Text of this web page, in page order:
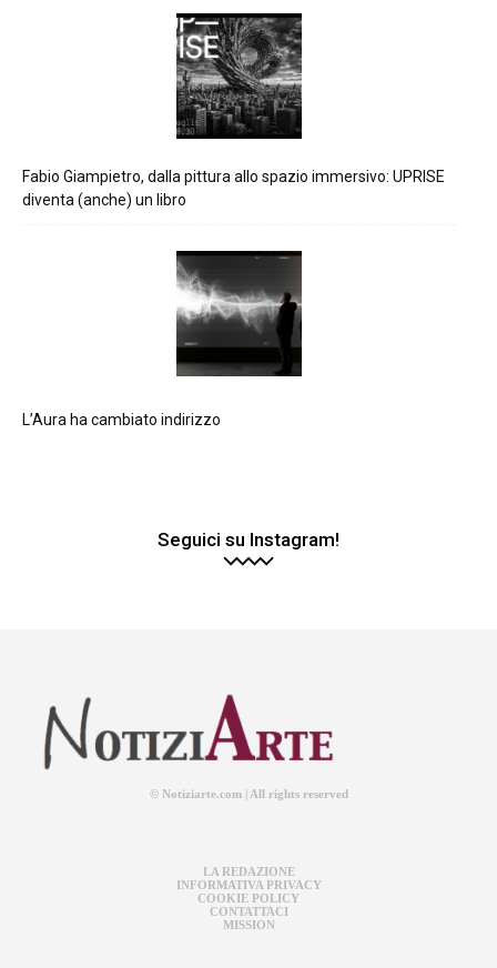
Fabio Giampietro, dalla pittura allo spazio immersivo: UPRISE
diventa (anche) un libro
L’Aura ha cambiato indirizzo
Seguici su Instagram!
© Notiziarte.com | All rights reserved
LA REDAZIONE
INFORMATIVA PRIVACY
COOKIE POLICY
CONTATTACI
MISSION